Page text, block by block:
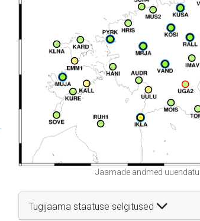
Jaamade andmed
Tugijaama staatuse selgitused